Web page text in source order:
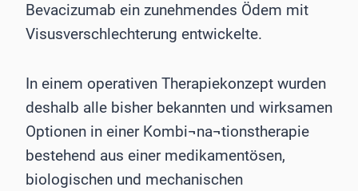
Bevacizumab ein zunehmendes Ödem mit
Visusverschlechterung entwickelte.
In einem operativen Therapiekonzept wurden
deshalb alle bisher bekannten und wirksamen
Optionen in einer Kombi¬na¬tionstherapie
bestehend aus einer medikamentösen,
biologischen und mechanischen